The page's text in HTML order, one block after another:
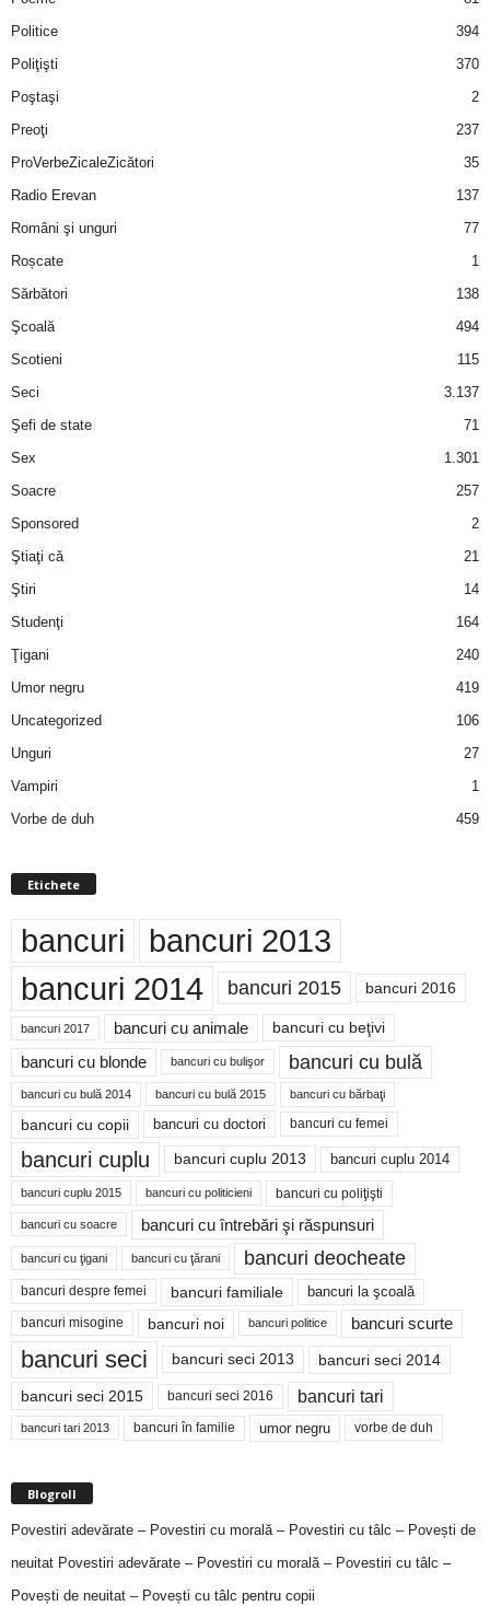
Politice
394
Poliţişti
370
Poştaşi
2
Preoţi
237
ProVerbeZicaleZicători
35
Radio Erevan
137
Români şi unguri
77
Roșcate
1
Sărbători
138
Şcoală
494
Scotieni
115
Seci
3.137
Şefi de state
71
Sex
1.301
Soacre
257
Sponsored
2
Ştiaţi că
21
Ştiri
14
Studenţi
164
Ţigani
240
Umor negru
419
Uncategorized
106
Unguri
27
Vampiri
1
Vorbe de duh
459
Etichete
bancuri bancuri 2013
bancuri 2014 bancuri 2015 bancuri 2016
bancuri 2017 bancuri cu animale bancuri cu beţivi
bancuri cu blonde bancuri cu bulişor bancuri cu bulă
bancuri cu bulă 2014 bancuri cu bulă 2015 bancuri cu bărbaţi
bancuri cu copii bancuri cu doctori bancuri cu femei
bancuri cuplu bancuri cuplu 2013 bancuri cuplu 2014
bancuri cuplu 2015 bancuri cu politicieni bancuri cu poliţişti
bancuri cu soacre bancuri cu întrebări şi răspunsuri
bancuri cu ţigani bancuri cu ţărani bancuri deocheate
bancuri despre femei bancuri familiale bancuri la şcoală
bancuri misogine bancuri noi bancuri politice bancuri scurte
bancuri seci bancuri seci 2013 bancuri seci 2014
bancuri seci 2015 bancuri seci 2016 bancuri tari
bancuri tari 2013 bancuri în familie umor negru vorbe de duh
Blogroll
Povestiri adevărate – Povestiri cu morală – Povestiri cu tâlc – Povești de
neuitat Povestiri adevărate – Povestiri cu morală – Povestiri cu tâlc –
Povești de neuitat – Povești cu tâlc pentru copii